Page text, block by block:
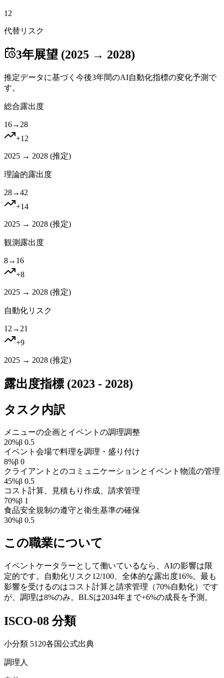
12
代替リスク
3年展望 (2025 → 2028)
推定データに基づく今後3年間のAI自動化指標の変化予測で
す。
総合露出度
16→ 28
+12
2025 → 2028 (推定)
理論的露出度
28→42
+14
2025 → 2028 (推定)
観測露出度
8→ 16
+8
2025 → 2028 (推定)
自動化リスク
12 → 21
+9
2025 → 2028 (推定)
露出度指標 (2023 - 2028)
タスク内訳
メニューの企画とイベントの調理調整
20%β 0.5
イベント会場で料理を調理・盛り付け
8%β 0
クライアントとのコミュニケーションとイベント物流の管理
45%β 0.5
コスト計算、見積もり作成、請求管理
70%β 1
食品安全規制の遵守と衛生基準の確保
30%β 0.5
この職業について
イベントケータラーとして働いているなら、AIの影響は限
定的です。自動化リスク12/100、全体的な露出度16%。最も
影響を受けるのはコスト計算と請求管理（70%自動化）です
が、調理は8%のみ。BLSは2034年まで+6%の成長を予測。
ISCO-08 分類
小分類 5120各国公式出典
調理人